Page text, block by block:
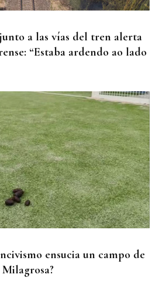
a las vías del tren alerta
“Estaba ardendo ao lado
ensucia un campo de